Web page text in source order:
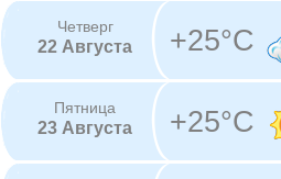
Четверг
22 Августа +25°C
Пятница
23 Августа +25°C